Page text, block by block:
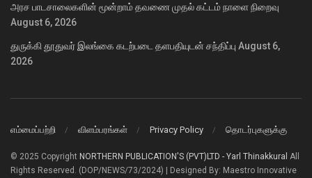
அரச பாடசாலைகளின் மூன்றாம் தவணை முதல் கட்டம் நாளை நிறைவு
August 6, 2026
துருக்கி தூதுவர் இலங்கை கடற்படை தளபதியுடன் சந்திப்பு August 6,
2026
எம்மைப்பற்றி விளம்பரங்கள் Privacy Policy தொடர்புகளுக்கு
© 2025 Copyright NORTHERN PUBLICATION'S (PVT)LTD - Yarl Thinakkural All
Rights Reserved. (DOP/NEWS/73/2024) | Designed By: Maestro Innovative